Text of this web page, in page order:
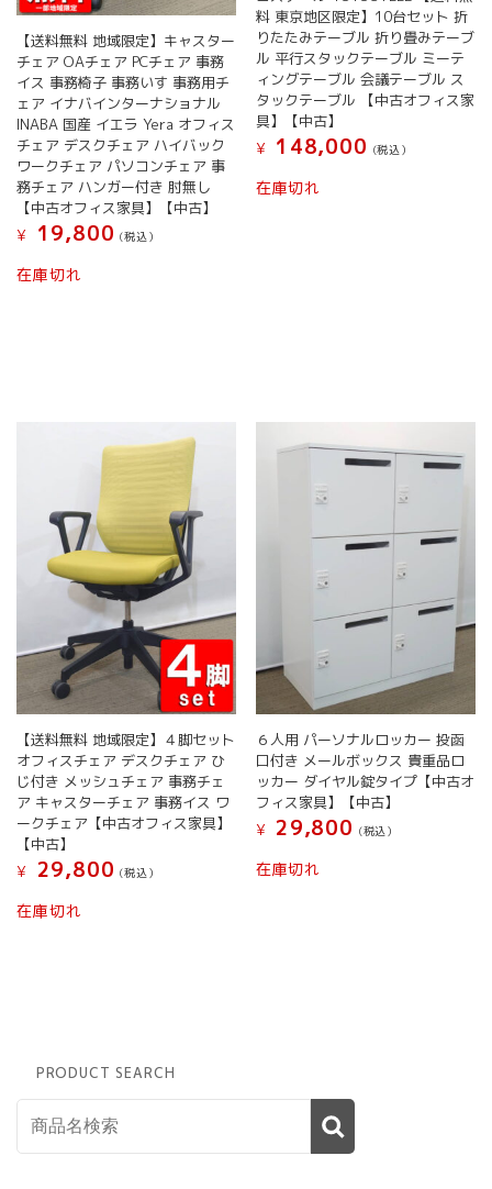
【送料無料 地域限定】キャスター
チェア OAチェア PCチェア 事務
イス 事務椅子 事務いす 事務用チ
ェア イナバインターナショナル
INABA 国産 イエラ Yera オフィス
チェア デスクチェア ハイバック
ワークチェア パソコンチェア 事
務チェア ハンガー付き 肘無し
【中古オフィス家具】【中古】
¥
19,800 (税込）
在庫切れ
料 東京地区限定】10台セット 折
りたたみテーブル 折り畳みテーブ
ル 平行スタックテーブル ミーテ
ィングテーブル 会議テーブル ス
タックテーブル 【中古オフィス家
具】【中古】
¥
148,000 (税込）
在庫切れ
【送料無料 地域限定】４脚セット
オフィスチェア デスクチェア ひ
じ付き メッシュチェア 事務チェ
ア キャスターチェア 事務イス ワ
ークチェア【中古オフィス家具】
【中古】
¥
29,800 (税込）
在庫切れ
６人用 パーソナルロッカー 投函
口付き メールボックス 貴重品ロ
ッカー ダイヤル錠タイプ【中古オ
フィス家具】【中古】
¥ 29,800 (税込）
在庫切れ
PRODUCT SEARCH